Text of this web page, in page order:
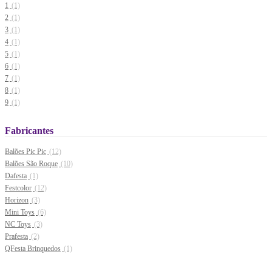
1 (1)
2 (1)
3 (1)
4 (1)
5 (1)
6 (1)
7 (1)
8 (1)
9 (1)
Fabricantes
Balões Pic Pic (12)
Balões São Roque (10)
Dafesta (1)
Festcolor (12)
Horizon (3)
Mini Toys (6)
NC Toys (3)
Prafesta (2)
QFesta Brinquedos (1)